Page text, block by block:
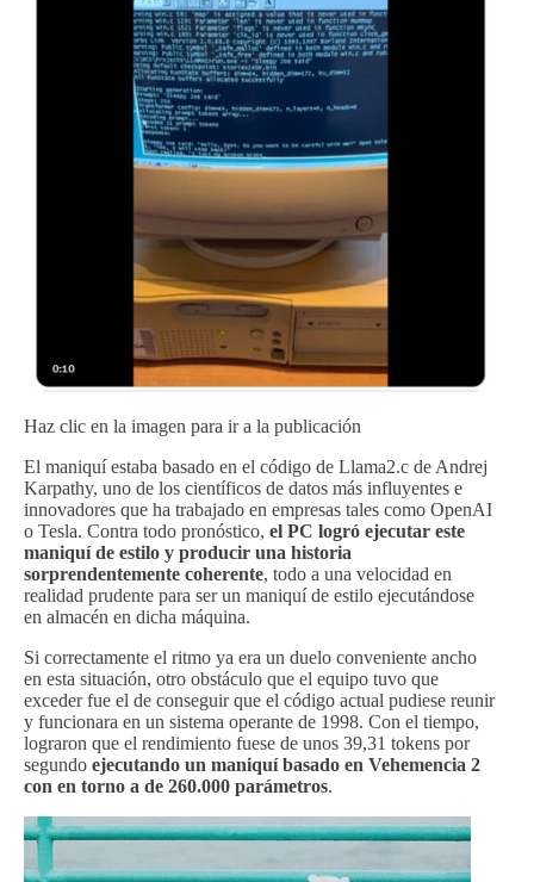
Haz clic en la imagen para ir a la publicación
El maniquí estaba basado en el código de Llama2.c de Andrej
Karpathy, uno de los científicos de datos más influyentes e
innovadores que ha trabajado en empresas tales como OpenAI
o Tesla. Contra todo pronóstico, el PC logró ejecutar este
maniquí de estilo y producir una historia
sorprendentemente coherente, todo a una velocidad en
realidad prudente para ser un maniquí de estilo ejecutándose
en almacén en dicha máquina.
Si correctamente el ritmo ya era un duelo conveniente ancho
en esta situación, otro obstáculo que el equipo tuvo que
exceder fue el de conseguir que el código actual pudiese reunir
y funcionara en un sistema operante de 1998. Con el tiempo,
lograron que el rendimiento fuese de unos 39,31 tokens por
segundo ejecutando un maniquí basado en Vehemencia 2
con en torno a de 260.000 parámetros.